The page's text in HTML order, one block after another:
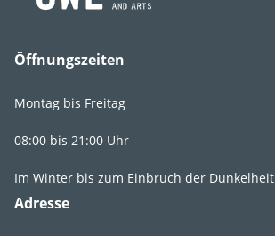
Öffnungszeiten
Montag bis Freitag
08:00 bis 21:00 Uhr
Im Winter bis zum Einbruch der Dunkelheit
Adresse